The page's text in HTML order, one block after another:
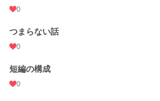
0
つまらない話
0
短編の構成
0